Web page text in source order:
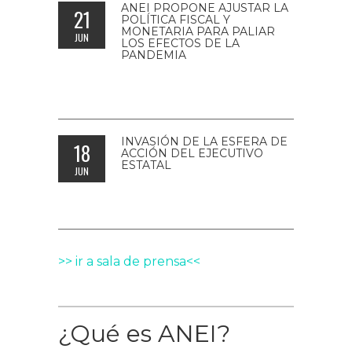
21
JUN
ANEI PROPONE AJUSTAR LA
POLÍTICA FISCAL Y
MONETARIA PARA PALIAR
LOS EFECTOS DE LA
PANDEMIA
18
JUN
INVASIÓN DE LA ESFERA DE
ACCIÓN DEL EJECUTIVO
ESTATAL
>> ir a sala de prensa<<
¿Qué es ANEI?